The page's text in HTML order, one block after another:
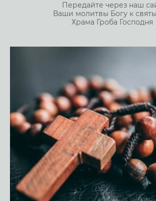
Передайте через наш
Ваши молитвы Богу к
Храма Гроба Господня